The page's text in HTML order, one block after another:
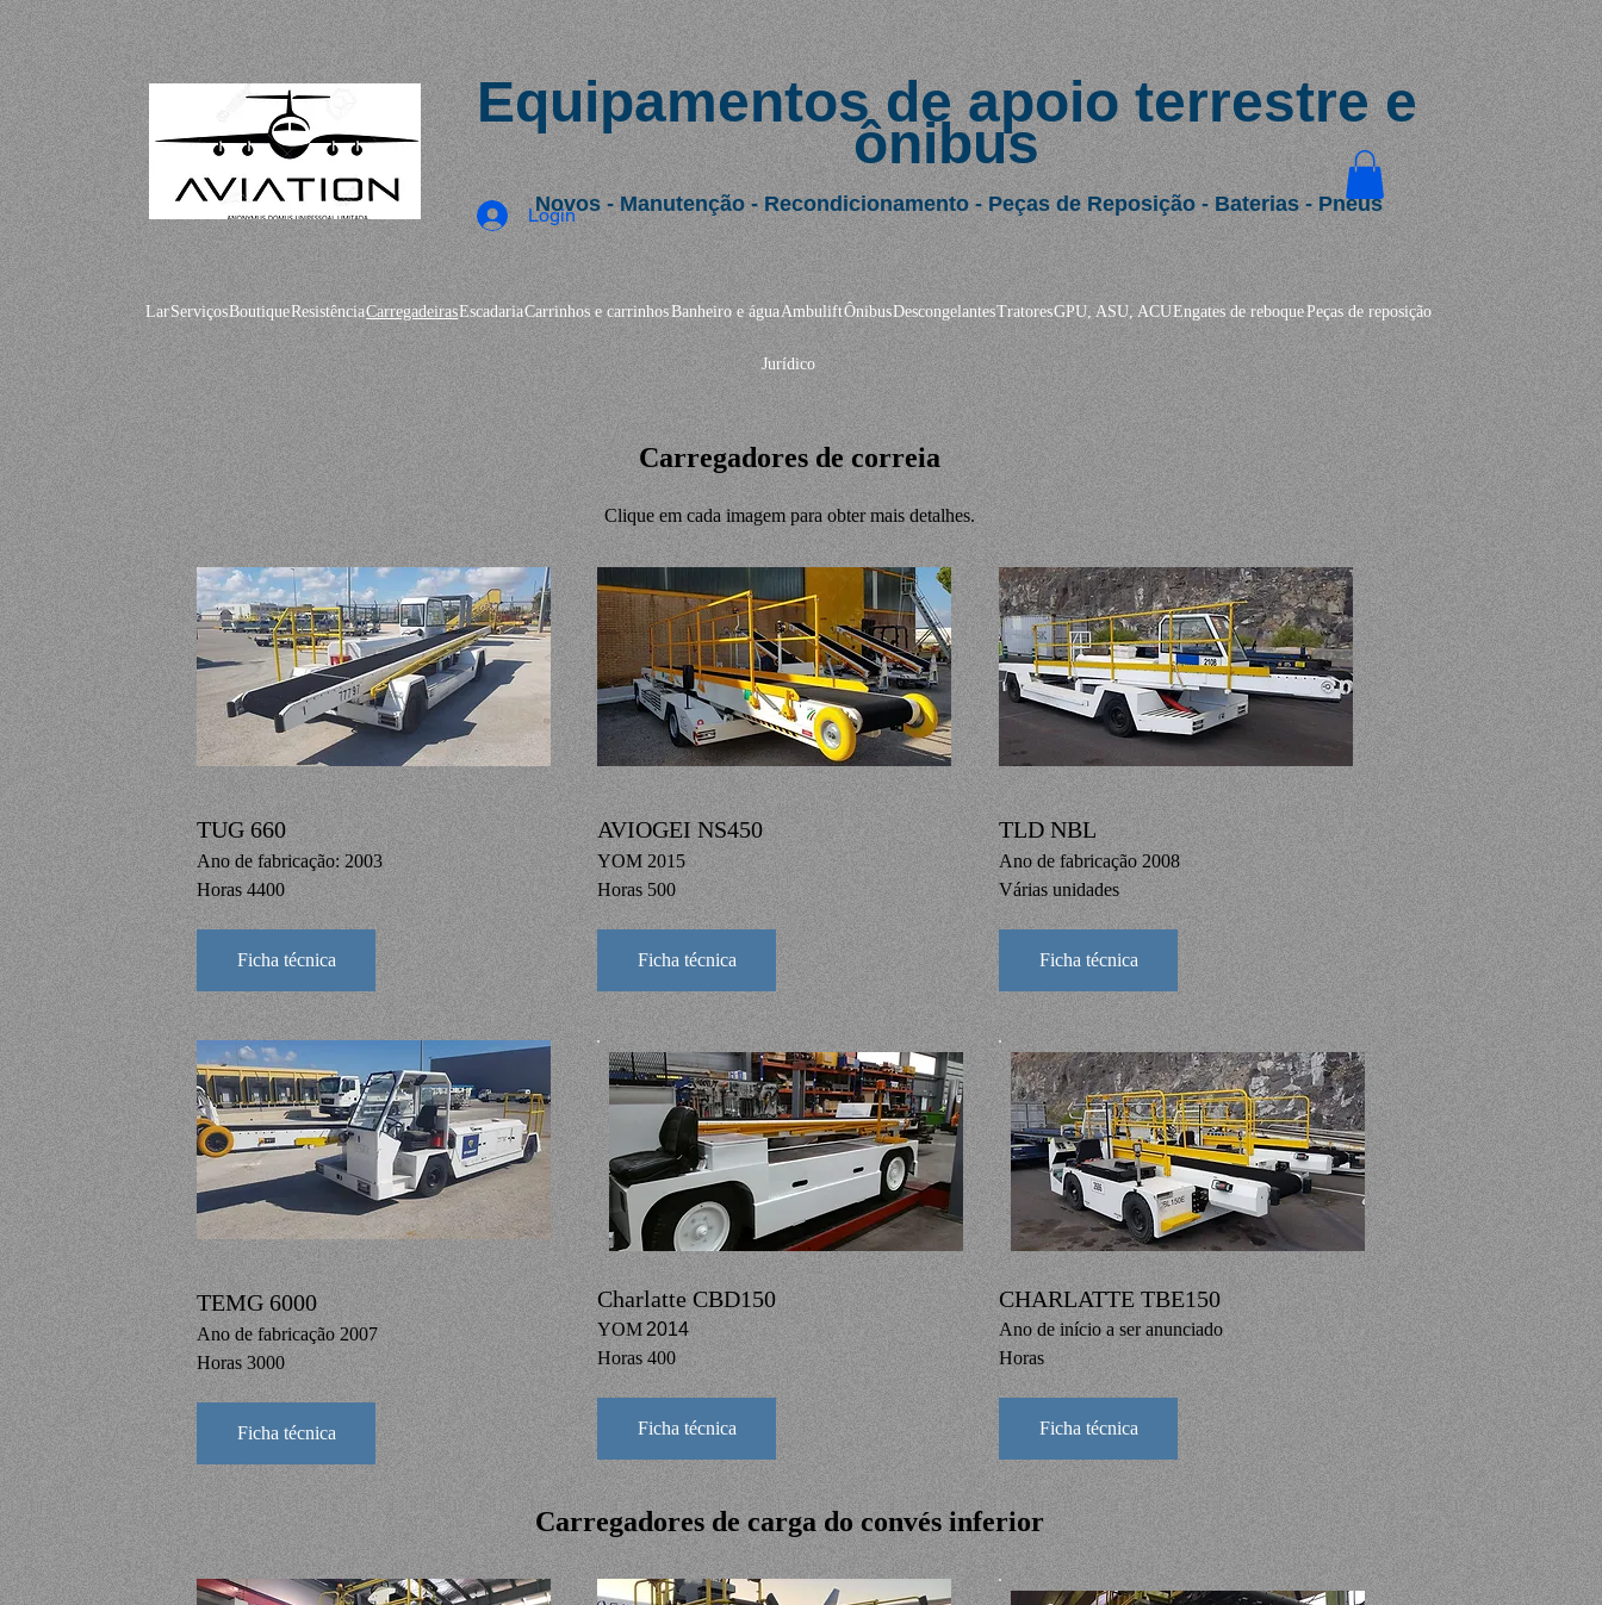
Equipamentos de apoio terrestre e
ônibus
Novos - Manutenção - Recondicionamento - Peças de Reposição - Baterias - Pneus
Login
LarServiçosBoutiqueResistênciaCarregadeirasEscadariaCarrinhos e carrinhosBanheiro e águaAmbuliftÔnibusDescongelantesTratoresGPU, ASU, ACUEngates de reboquePeças de reposição
Jurídico
Carregadores de correia
Clique em cada imagem para obter mais detalhes.
TUG 660
Ano de fabricação: 2003
Horas 4400
Ficha técnica
AVIOGEI NS450
YOM 2015
Horas 500
Ficha técnica
TLD NBL
Ano de fabricação 2008
Várias unidades
Ficha técnica
TEMG 6000
Ano de fabricação 2007
Horas 3000
Ficha técnica
Charlatte CBD150
YOM 2014
Horas 400
Ficha técnica
CHARLATTE TBE150
Ano de início a ser anunciado
Horas
Ficha técnica
Carregadores de carga do convés inferior